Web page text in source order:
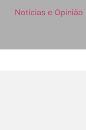
Notícias e Opinião